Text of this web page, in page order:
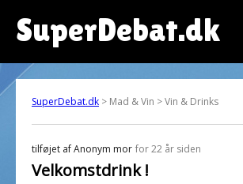
SuperDebat.dk
SuperDebat.dk > Mad & Vin > Vin & Drinks
tilføjet afAnonym mor for 22 år siden
Velkomstdrink !